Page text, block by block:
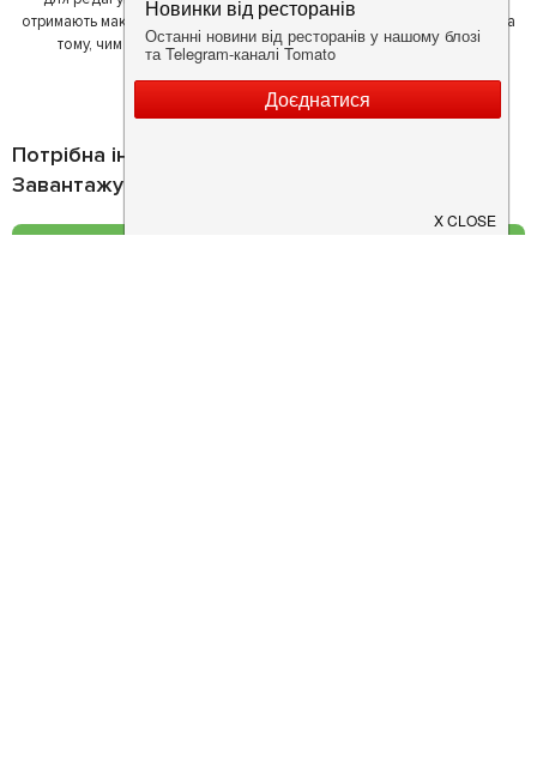
отримають максимум інформації, а ресторан зможе зосередитися на
тому, чим він любить займатися більше всього - смачній їжі.
Потрібна інформація про заклад?
Завантажуйте додаток!